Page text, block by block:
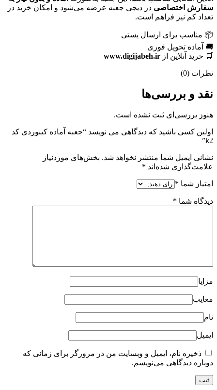
سفارش اختصاصی در دیجی جعبه عرضه می‌شود و امکان خرید در
تعداد کم نیز فراهم است.
📦 مناسب برای ارسال پستی
🚚 آماده تحویل فوری
🛒 خرید آنلاین از www.digijabeh.ir
نظرات (0)
نقد و بررسی‌ها
هنوز بررسی‌ای ثبت نشده است.
اولین کسی باشید که دیدگاهی می نویسد “جعبه آماده کیبوردی کد
k2”
نشانی ایمیل شما منتشر نخواهد شد. بخش‌های موردنیاز
علامت‌گذاری شده‌اند *
امتیاز شما *
دیدگاه شما *
مزایا
معایب
نام
ایمیل
ذخیره نام، ایمیل و وبسایت من در مرورگر برای زمانی که
دوباره دیدگاهی می‌نویسم.